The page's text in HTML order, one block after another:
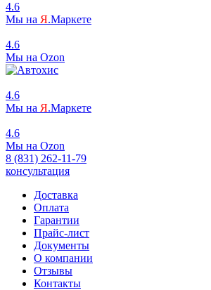
4.6
Мы на Я.Маркете
4.6
Мы на Ozon
4.6
Мы на Я.Маркете
4.6
Мы на Ozon
8 (831) 262-11-79
консультация
Доставка
Оплата
Гарантии
Прайс-лист
Документы
О компании
Отзывы
Контакты